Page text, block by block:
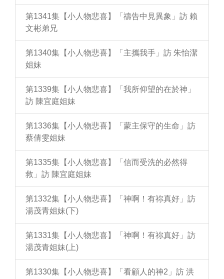
第1341集【小人物悲喜】「禱告中見異象」訪 賴
文彬弟兄
第1340集【小人物悲喜】「主攜我手」訪 朱怡潔
姐妹
第1339集【小人物悲喜】「我所仰望的在於神」
訪 陳宜庭姐妹
第1336集【小人物悲喜】「蒙主保守的生命」訪
蔡倩雯姐妹
第1335集【小人物悲喜】「信而受洗的必然得
救」訪 陳宜庭姐妹
第1332集【小人物悲喜】「神啊！有祢真好」訪
湯茂青姐妹(下)
第1331集【小人物悲喜】「神啊！有祢真好」訪
湯茂青姐妹(上)
第1330集【小人物悲喜】「看顧人的神2」訪 洪